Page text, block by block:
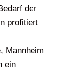
der
profitiert
Mannheim
ein